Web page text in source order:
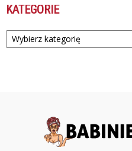
KATEGORIE
Kategorie